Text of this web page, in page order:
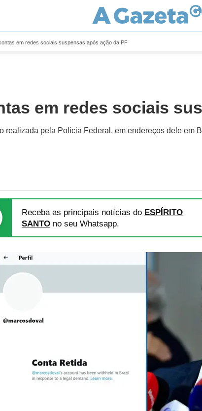
em redes sociais suspensas após ação da PF
em redes sociais
realizada pela Polícia Federal, em endereços dele em
Receba as principais notícias do ESPÍRITO
SANTO no seu Whatsapp.